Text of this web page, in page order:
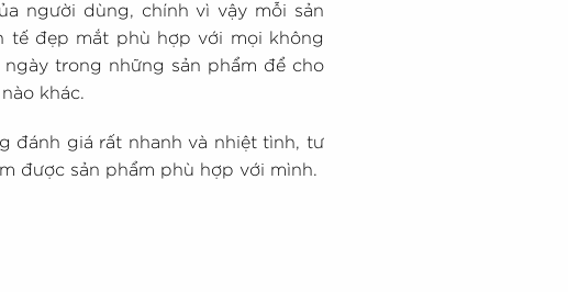
người dùng, chính vì vậy mỗi sản
tế đẹp mắt phù hợp với mọi không
trong những sản phẩm để cho
khác.
đánh giá rất nhanh và nhiệt tình, tư
được sản phẩm phù hợp với mình.